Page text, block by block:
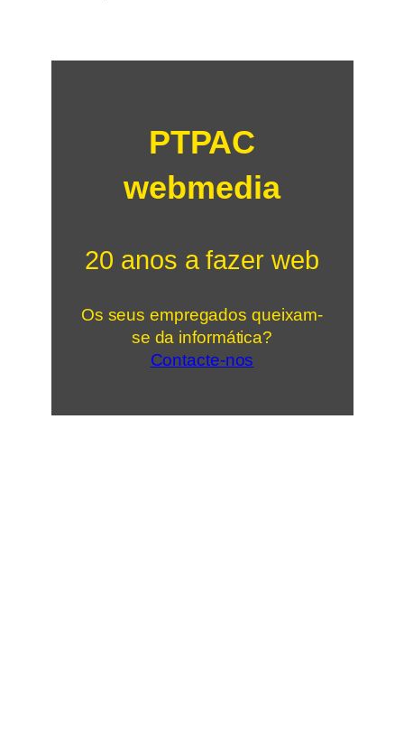
PTPAC
webmedia
20 anos a fazer web
Os seus empregados queixam-
se da informática?
Contacte-nos